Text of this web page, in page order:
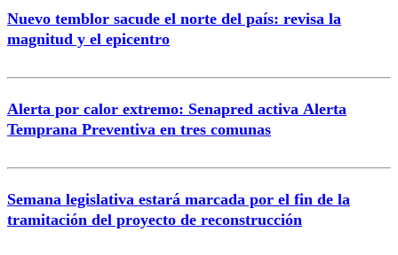
Nuevo temblor sacude el norte del país: revisa la
magnitud y el epicentro
Alerta por calor extremo: Senapred activa Alerta
Temprana Preventiva en tres comunas
Semana legislativa estará marcada por el fin de la
tramitación del proyecto de reconstrucción